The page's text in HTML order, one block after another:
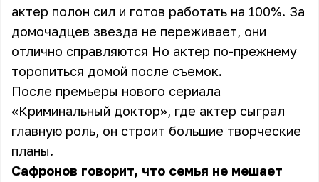
актер полон сил и готов работать на 100%. За
домочадцев звезда не переживает, они
отлично справляются Но актер по-прежнему
торопиться домой после съемок.
После премьеры нового сериала
«Криминальный доктор», где актер сыграл
главную роль, он строит большие творческие
планы.
Сафронов говорит, что семья не мешает